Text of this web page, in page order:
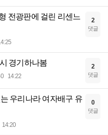
전광판에 걸린 리센느
2
댓글
경기하나봄
14:22
2
댓글
우리나라 여자배구 유
14:20
0
댓글